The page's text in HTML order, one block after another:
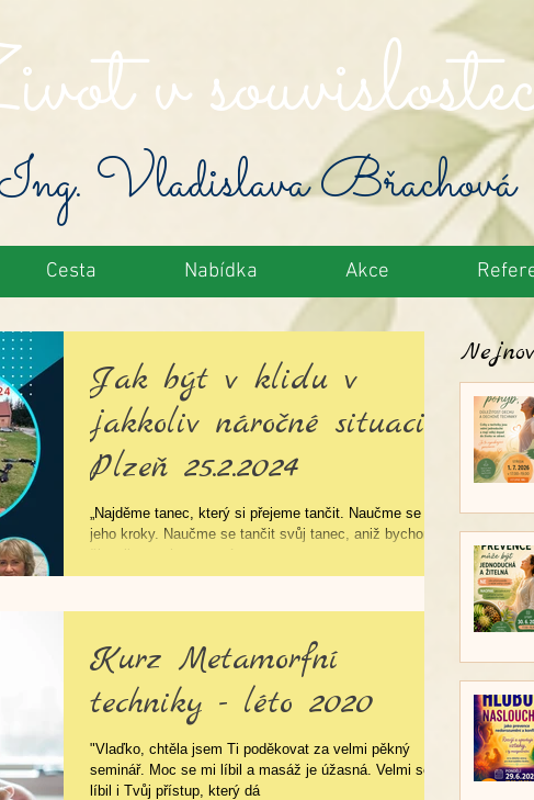
v
Vladislava Břachová
Cesta Nabídka Akce
Jak být v klidu v
jakkoliv náročné situaci?
Plzeň 25.2.2024
„Najděme tanec, který si přejeme tančit. Naučme se
jeho kroky. Naučme se tančit svůj tanec, aniž bychom
šlapali na nohy ostatním....
Kurz Metamorfní
techniky - léto 2020
"Vlaďko, chtěla jsem Ti poděkovat za velmi pěkný
seminář. Moc se mi líbil a masáž je úžasná. Velmi se mi
líbil i Tvůj přístup, který dá